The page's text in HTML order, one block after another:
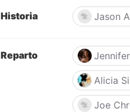
Historia Jason
Reparto
Alicia
Joe